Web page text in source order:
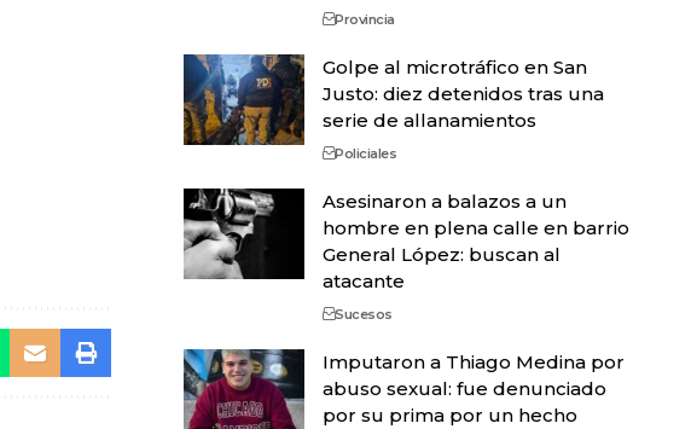
Provincia
Golpe al microtráfico en San
Justo: diez detenidos tras una
serie de allanamientos
Policiales
Asesinaron a balazos a un
hombre en plena calle en barrio
General López: buscan al
atacante
Sucesos
Imputaron a Thiago Medina por
abuso sexual: fue denunciado
por su prima por un hecho